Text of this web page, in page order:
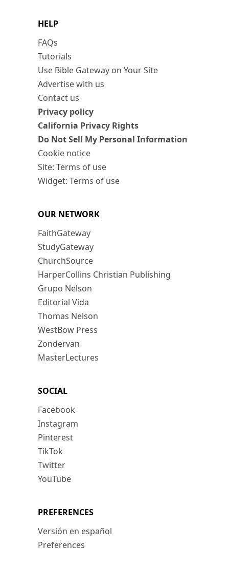
HELP
FAQs
Tutorials
Use Bible Gateway on Your Site
Advertise with us
Contact us
Privacy policy
California Privacy Rights
Do Not Sell My Personal Information
Cookie notice
Site: Terms of use
Widget: Terms of use
OUR NETWORK
FaithGateway
StudyGateway
ChurchSource
HarperCollins Christian Publishing
Grupo Nelson
Editorial Vida
Thomas Nelson
WestBow Press
Zondervan
MasterLectures
SOCIAL
Facebook
Instagram
Pinterest
TikTok
Twitter
YouTube
PREFERENCES
Versión en español
Preferences